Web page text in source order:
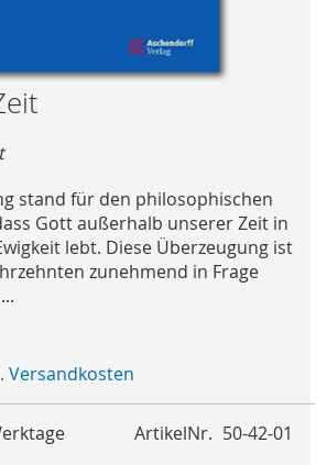
stand für den philosophischen
Gott außerhalb unserer Zeit in
lebt. Diese Überzeugung ist
zunehmend in Frage
Versandkosten
ArtikelNr. 50-42-01